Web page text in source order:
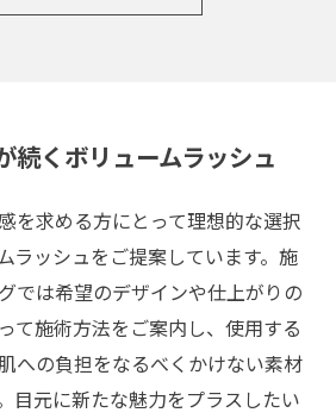
続くボリュームラッシュ
を求める方にとって理想的な選択
ラッシュをご提案しています。施
では希望のデザインや仕上がりの
て施術方法をご案内し、使用する
への負担をなるべくかけない素材
目元に新たな魅力をプラスしたい